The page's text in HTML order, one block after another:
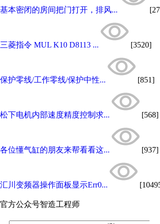
基本密闭的房间把门打开，排风...
三菱指令 MUL K10 D8113 ... [3520]
保护零线/工作零线/保护中性... [851]
松下电机内部速度精度控制求... [568]
各位懂气缸的朋友来帮看看这... [937]
汇川变频器操作面板显示Err0...
官方公众号智造工程师